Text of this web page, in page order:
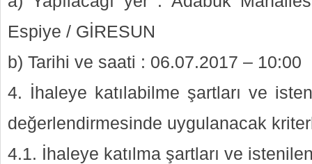
Espiye / GİRESUN
b) Tarihi ve saati : 06.07.2017 – 10:00
4. İhaleye katılabilme şartları ve
değerlendirmesinde uygulanacak
4.1. İhaleye katılma şartları ve